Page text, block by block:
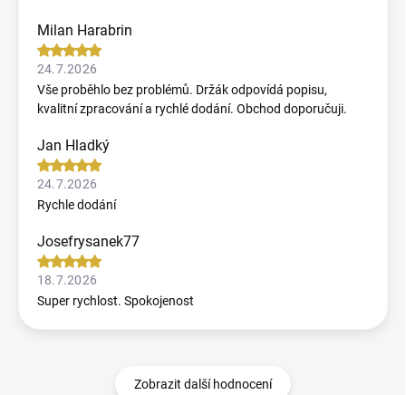
Milan Harabrin
24.7.2026
Vše proběhlo bez problémů. Držák odpovídá popisu,
kvalitní zpracování a rychlé dodání. Obchod doporučuji.
Jan Hladký
24.7.2026
Rychle dodání
Josefrysanek77
18.7.2026
Super rychlost. Spokojenost
Zobrazit další hodnocení